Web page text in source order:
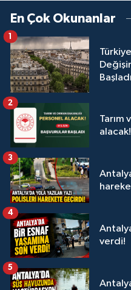
En Çok Okunanlar
Başladı
1
Tarım
2
3
verdi!
4
5